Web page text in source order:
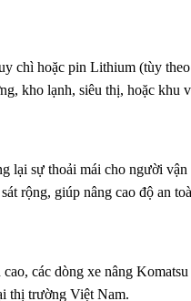
chì hoặc pin Lithium (tùy
kho lạnh, siêu thị, hoặc khu
lại sự thoải mái cho người
rộng, giúp nâng cao độ an
các dòng xe nâng
thị trường Việt Nam.